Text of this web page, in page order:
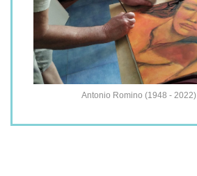
Antonio Romino (1948 - 2022)